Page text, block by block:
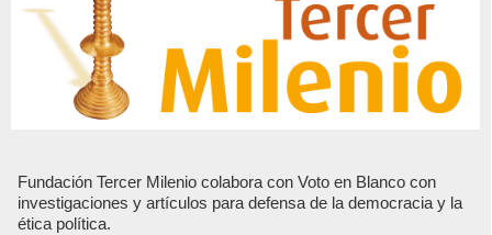
Fundación Tercer Milenio colabora con Voto en Blanco con
investigaciones y artículos para defensa de la democracia y la
ética política.